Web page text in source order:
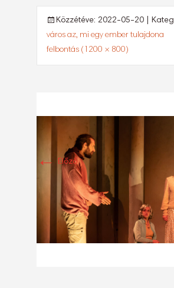
Közzétéve: 2022-05-20 |
város az, mi egy ember tulajdona
felbontás (1200 × 800)
← Előző